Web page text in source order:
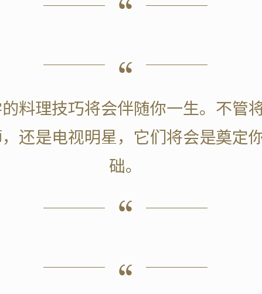
料理技巧将会伴随你一生。不管
还是电视明星，它们将会是奠定
础。